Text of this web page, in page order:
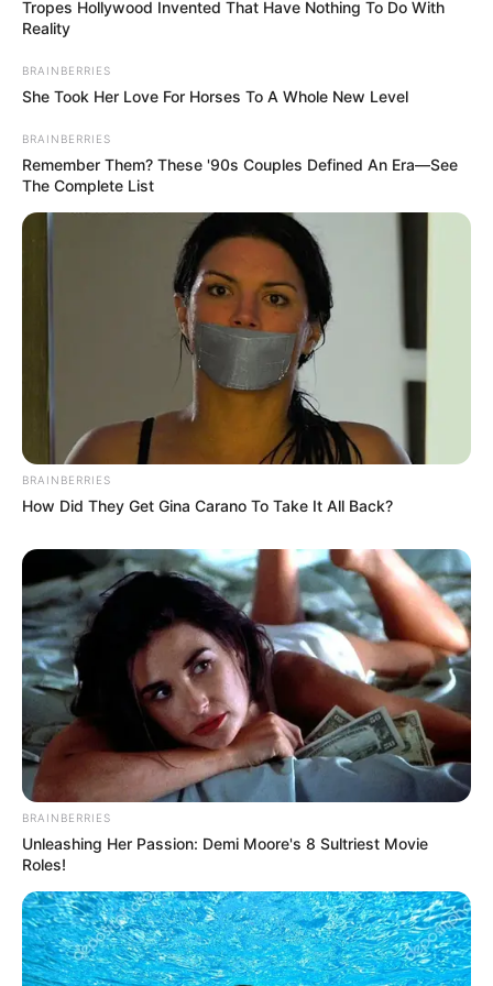
gujaratkhabar February 24, 2023 323
Hindenburg એ એક મહિના પહેલાં જે ભાવ કહ્યો
હતો, Adani ના Share એ ભાવ સુધી તૂટી ગયા
ગૌતમ અદાણીના સામ્રાજ્યમાં Hindenburg ના ગ્રહણને એક મહિનો થઈ
ગયો છે. આ એક મહિનામાં અદાણી ગ્રૂપ તેના સૌથી ખરાબ તબક્કામાંથી…
gujaratkhabar February 21, 2023 336
અદાણી ગ્રુપના આ ત્રણ શેરનું શું થશે? આજે પણ
નીચલી સર્કિટ લાગી છે…રોકાણકાર બરબાદ!
અમેરિકન રિસર્ચ ફર્મ Hindenburg ના રિપોર્ટ બાદ Adani ગ્રુપના તમામ
શેરમાં વેચવાલી જોવા મળી હતી. હિંડનબર્ગે 24મી જાન્યુઆરીએ અદાણી
ગ્રૂપ…
Read More »
Tropes Hollywood Invented That Have Nothing To Do With
Reality
BRAINBERRIES
She Took Her Love For Horses To A Whole New Level
BRAINBERRIES
Remember Them? These '90s Couples Defined An Era—See
The Complete List
BRAINBERRIES
How Did They Get Gina Carano To Take It All Back?
BRAINBERRIES
Unleashing Her Passion: Demi Moore's 8 Sultriest Movie
Roles!